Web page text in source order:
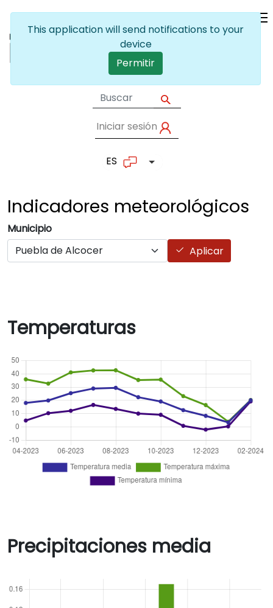
User account
Iniciar sesión
ES Lista adicional de
Indicadores meteorológicos
Municipio
Aplicar
Temperaturas
Precipitaciones media
This application will send notifications to your
device
Permitir